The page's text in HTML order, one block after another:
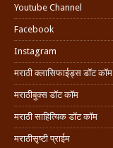
Youtube Channel
Facebook
Instagram
मराठी क्लासिफाईड्स डॉट कॉम
मराठीबुक्स डॉट कॉम
मराठी साहित्यिक डॉट कॉम
मराठीसृष्टी प्राईम